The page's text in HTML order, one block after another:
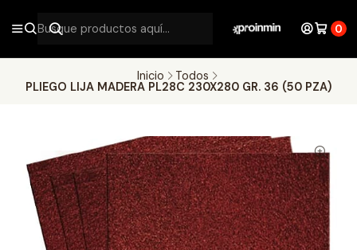
0
Inicio
Todos
PLIEGO LIJA MADERA PL28C 230X280 GR. 36 (50 PZA)